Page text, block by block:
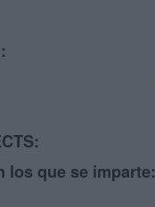
los que se imparte: